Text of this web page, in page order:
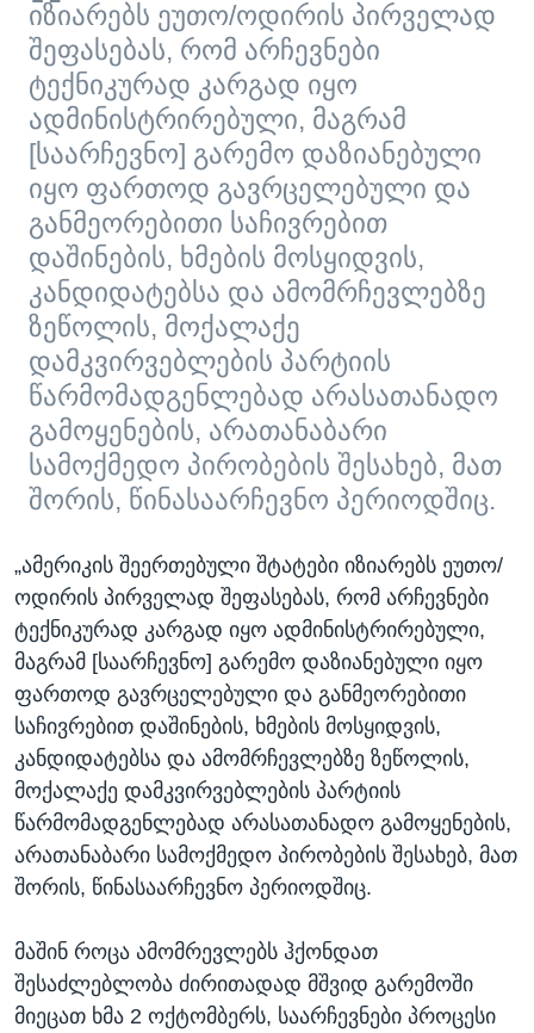
იზიარებს ეუთო/ოდირის პირველად
შეფასებას, რომ არჩევნები
ტექნიკურად კარგად იყო
ადმინისტრირებული, მაგრამ
[საარჩევნო] გარემო დაზიანებული
იყო ფართოდ გავრცელებული და
განმეორებითი საჩივრებით
დაშინების, ხმების მოსყიდვის,
კანდიდატებსა და ამომრჩევლებზე
ზეწოლის, მოქალაქე
დამკვირვებლების პარტიის
წარმომადგენლებად არასათანადო
გამოყენების, არათანაბარი
სამოქმედო პირობების შესახებ, მათ
შორის, წინასაარჩევნო პერიოდშიც.
„ამერიკის შეერთებული შტატები იზიარებს ეუთო/
ოდირის პირველად შეფასებას, რომ არჩევნები
ტექნიკურად კარგად იყო ადმინისტრირებული,
მაგრამ [საარჩევნო] გარემო დაზიანებული იყო
ფართოდ გავრცელებული და განმეორებითი
საჩივრებით დაშინების, ხმების მოსყიდვის,
კანდიდატებსა და ამომრჩევლებზე ზეწოლის,
მოქალაქე დამკვირვებლების პარტიის
წარმომადგენლებად არასათანადო გამოყენების,
არათანაბარი სამოქმედო პირობების შესახებ, მათ
შორის, წინასაარჩევნო პერიოდშიც.
მაშინ როცა ამომრევლებს ჰქონდათ
შესაძლებლობა ძირითადად მშვიდ გარემოში
მიეცათ ხმა 2 ოქტომბერს, საარჩევნები პროცესი